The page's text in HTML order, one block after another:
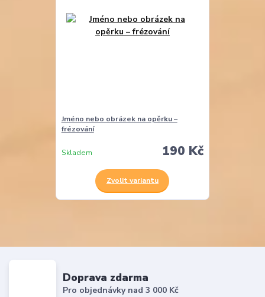
Jméno nebo obrázek na opěrku –
frézování
190 Kč
Skladem
Zvolit variantu
Doprava zdarma
Pro objednávky nad 3 000 Kč